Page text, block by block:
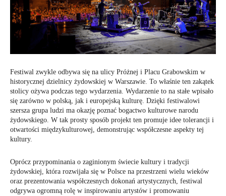
Festiwal zwykle odbywa się na ulicy Próżnej i Placu Grabowskim w
historycznej dzielnicy żydowskiej w Warszawie. To właśnie ten zakątek
stolicy ożywa podczas tego wydarzenia. Wydarzenie to na stałe wpisało
się zarówno w polską, jak i europejską kulturę. Dzięki festiwalowi
szersza grupa ludzi ma okazję poznać bogactwo kulturowe narodu
żydowskiego. W tak prosty sposób projekt ten promuje idee tolerancji i
otwartości międzykulturowej, demonstrując współczesne aspekty tej
kultury.
Oprócz przypominania o zaginionym świecie kultury i tradycji
żydowskiej, która rozwijała się w Polsce na przestrzeni wielu wieków
oraz prezentowania współczesnych dokonań artystycznych, festiwal
odgrywa ogromną rolę w inspirowaniu artystów i promowaniu